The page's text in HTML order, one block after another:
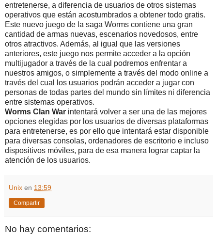
entretenerse, a diferencia de usuarios de otros sistemas
operativos que están acostumbrados a obtener todo gratis.
Este nuevo juego de la saga Worms contiene una gran
cantidad de armas nuevas, escenarios novedosos, entre
otros atractivos. Además, al igual que las versiones
anteriores, este juego nos permite acceder a la opción
multijugador a través de la cual podremos enfrentar a
nuestros amigos, o simplemente a través del modo online a
través del cual los usuarios podrán acceder a jugar con
personas de todas partes del mundo sin límites ni diferencia
entre sistemas operativos.
Worms Clan War intentará volver a ser una de las mejores
opciones elegidas por los usuarios de diversas plataformas
para entretenerse, es por ello que intentará estar disponible
para diversas consolas, ordenadores de escritorio e incluso
dispositivos móviles, para de esa manera lograr captar la
atención de los usuarios.
Unix en 13:59
Compartir
No hay comentarios: